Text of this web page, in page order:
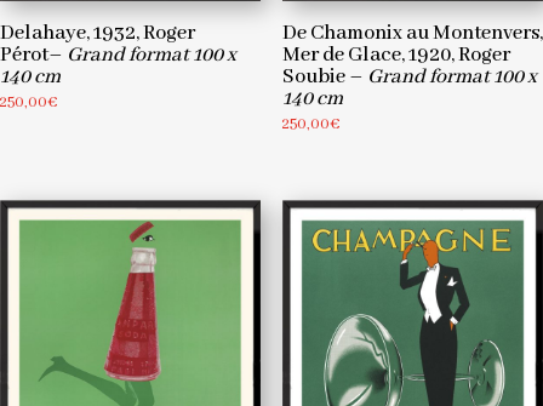
Delahaye, 1932, Roger
Pérot– Grand format 100 x
140 cm
250,00€
De Chamonix au Montenvers,
Mer de Glace, 1920, Roger
Soubie – Grand format 100 x
140 cm
250,00€